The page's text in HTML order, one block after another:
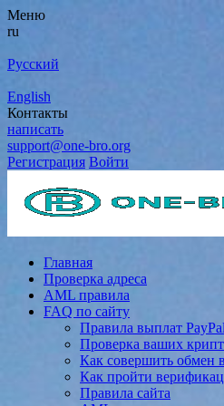
Меню
ru
Русский
English
Контакты
написать
support@one-bro.org
Регистрация Войти
Главная
Проверка адреса
AML правила
FAQ по сайту
Правила выплат PayPal
Проверка ваших
Как совершить обмен
Как пройти
Правила сайта